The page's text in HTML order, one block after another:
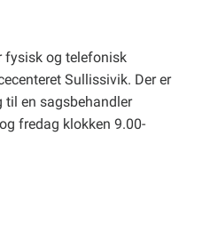
og telefonisk
Sullissivik. Der er
en sagsbehandler
fredag klokken 9.00-